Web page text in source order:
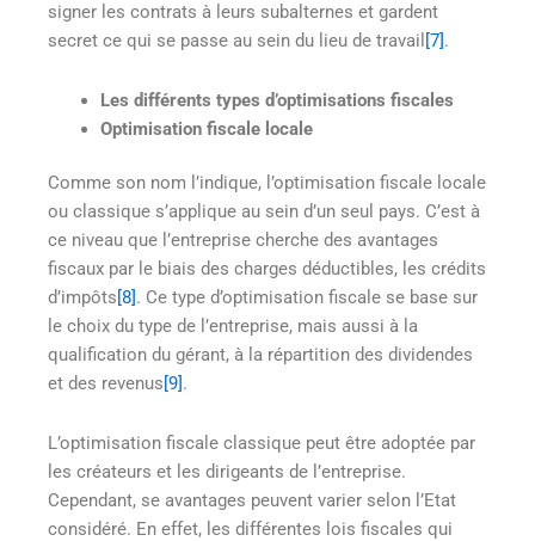
signer les contrats à leurs subalternes et gardent
secret ce qui se passe au sein du lieu de travail [7].
Les différents types d’optimisations fiscales
Optimisation fiscale locale
Comme son nom l’indique, l’optimisation fiscale locale
ou classique s’applique au sein d’un seul pays. C’est à
ce niveau que l’entreprise cherche des avantages
fiscaux par le biais des charges déductibles, les crédits
d’impôts [8] . Ce type d’optimisation fiscale se base sur
le choix du type de l’entreprise, mais aussi à la
qualification du gérant, à la répartition des dividendes
et des revenus [9] .
L’optimisation fiscale classique peut être adoptée par
les créateurs et les dirigeants de l’entreprise.
Cependant, se avantages peuvent varier selon l’Etat
considéré. En effet, les différentes lois fiscales qui